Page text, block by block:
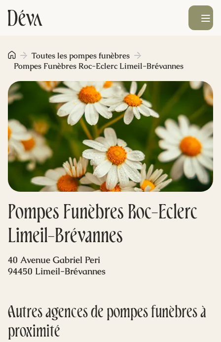
Obsèques
Prévoyance
Monument funéraire
Livraison de fleurs
Blog
Mes dernières volontés
Ouvrir le
Pompes Funèbres Roc-Eclerc
Limeil-Brévannes
Toutes les pompes funèbres
Pompes Funèbres Roc-Eclerc Limeil-Brévannes
40 Avenue Gabriel Peri
94450 Limeil-Brévannes
Autres agences de pompes funèbres à
proximité